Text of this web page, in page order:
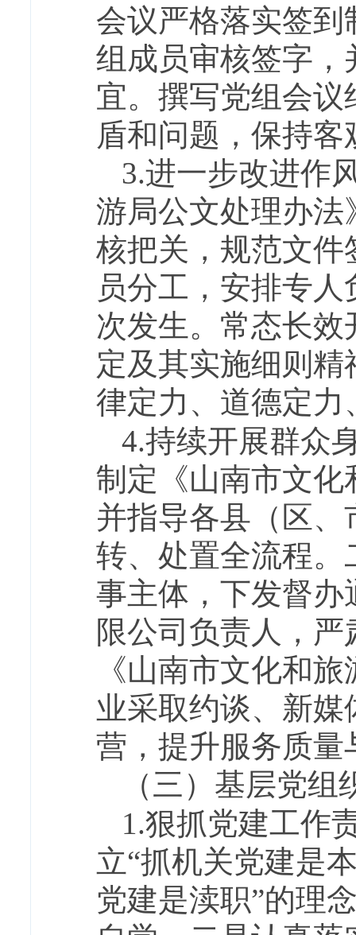
会议严格落实签
组成员审核签字
宜。撰写党组会
盾和问题，保持客
3.进一步改进作
游局公文处理办
核把关，规范文
员分工，安排专
次发生。常态长
定及其实施细则
律定力、道德定力
4.持续开展群众
制定《山南市文
并指导各县（区
转、处置全流程
事主体，下发督
限公司负责人，
《山南市文化和
业采取约谈、新
营，提升服务质量
（三）基层党
1.狠抓党建工作
立“抓机关党建是
党建是渎职”的理